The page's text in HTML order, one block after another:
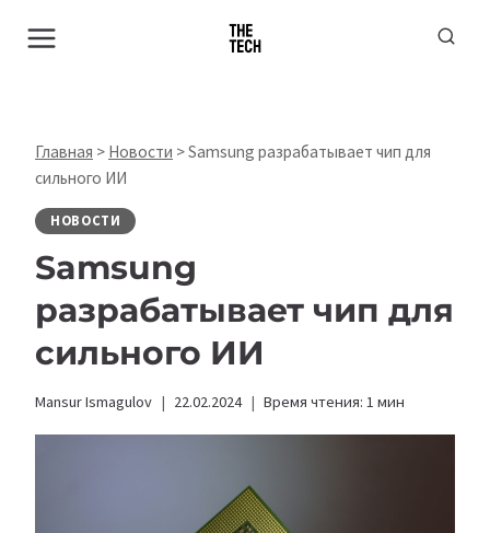
Главная > Новости >Samsung разрабатывает чип для
сильного ИИ
НОВОСТИ
Samsung
разрабатывает чип для
сильного ИИ
Mansur Ismagulov 22.02.2024 Время чтения: 1 мин